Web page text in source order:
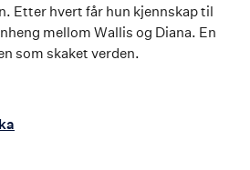
Etter hvert får hun kjennskap til
mellom Wallis og Diana. En
som skaket verden.